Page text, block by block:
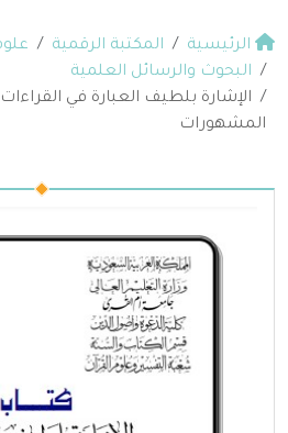
الرئيسية المكتبة الرقمية
البحوث والرسائل العلمية
الإشارة بلطيف العبارة في القراءات
المشهورات